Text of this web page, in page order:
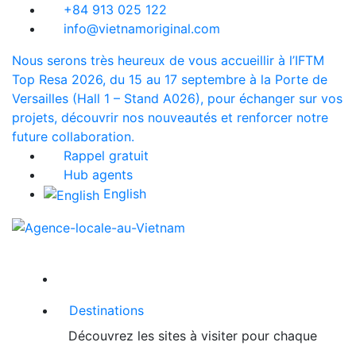
+84 913 025 122
info@vietnamoriginal.com
Nous serons très heureux de vous accueillir à l’IFTM
Top Resa 2026, du 15 au 17 septembre à la Porte de
Versailles (Hall 1 – Stand A026), pour échanger sur vos
projets, découvrir nos nouveautés et renforcer notre
future collaboration.
Rappel gratuit
Hub agents
English
Destinations
Découvrez les sites à visiter pour chaque